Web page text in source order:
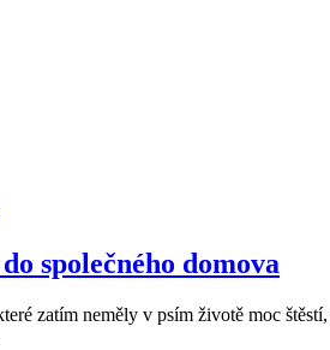
společného domova
zatím neměly v psím životě moc